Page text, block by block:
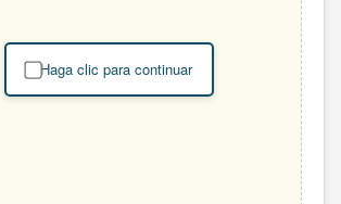
Haga clic para continuar